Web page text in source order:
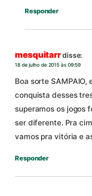
Responder
mesquitarrdisse:
18 de julho de 2015 às 09:59
Boa sorte
conquista desses
superamos os jogos
ser diferente. Pra
vamos pra vitória e
Responder